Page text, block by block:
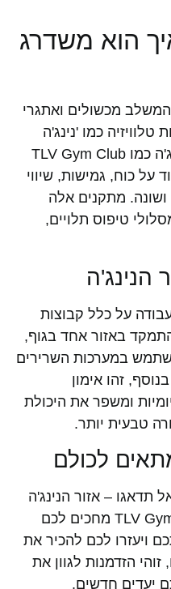
הוא משדרג
המשלב מכשולים ואתגרי
טלוויזיה כמו 'נינג'ה
ישראל'. חדר כושר עם אזור נינג'ה כמו TLV Gym Club
כוח, גמישות, שיווי
מתקנים אלה
טיפוס תלויים,
הנינג'ה
על כלל קבוצות
באזור אחד בגוף,
במערכות השרירים
זהו אימון
ומשפר את היכולת
טבעית יותר.
לכולם
– אזור הנינג'ה
מתאים לרמות שונות. ב-TLV Gym Club מחכים לכם
ויעזרו לכם להכיר את
הזדמנות לגוון את
יעדים חדשים.